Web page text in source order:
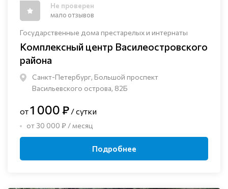
Государственные дома престарелых и интернаты
Комплексный центр Василеостровского
района
Санкт-Петербург, Большой проспект
Васильевского острова, 82Б
Не проверен
мало отзывов
от1 000 ₽ / сутки
от 30 000 ₽ / месяц
Подробнее